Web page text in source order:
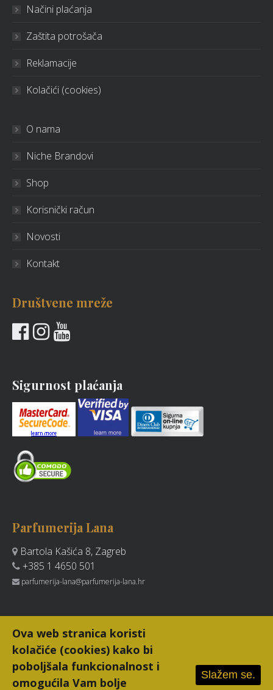
Načini plaćanja
Zaštita potrošača
Reklamacije
Kolačići (cookies)
O nama
Niche Brandovi
Shop
Korisnički račun
Novosti
Kontakt
Društvene mreže
Sigurnost plaćanja
Parfumerija Lana
Bartola Kašića 8, Zagreb
+385 1 4650 501
parfumerija-lana@parfumerija-lana.hr
Ova web stranica koristi
kolačiće (cookies) kako bi
poboljšala funkcionalnost i
omogućila Vam bolje
Slažem se.